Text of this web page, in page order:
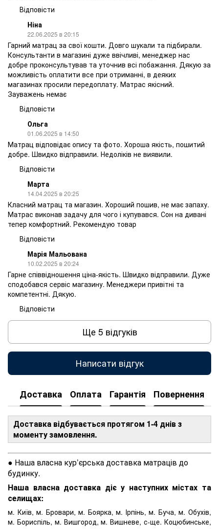
Відповісти
Ніна
22.06.2025 в 20:15
Гарний матрац за свої кошти. Довго шукали та підбирали.
Консультанти в магазині дуже ввічливі, менеджер нас
добре проконсультував та уточнив всі побажання. Дякую за
можливість оплатити все при отриманні, в деяких
магазинах просили передоплату. Матрас якісний.
Зауважень немає
Відповісти
Ольга
01.06.2025 в 14:50
Матрац відповідає опису та фото. Хороша якість, пошитий
добре. Швидко відправили. Недоліків не виявили.
Відповісти
Марта
14.04.2025 в 20:25
Класний матрац та магазин. Хороший пошив, не має запаху.
Матрас виконав задачу для чого і купувався. Сон на дивані
тепер комфортний. Рекомендую товар
Відповісти
Марія Мальована
10.02.2025 в 20:24
Гарне співвідношення ціна-якість. Швидко відправили. Дуже
сподобався сервіс магазину. Менеджери привітні та
компетентні. Дякую.
Відповісти
Ще 5 відгуків
Написати відгук
Доставка Оплата Гарантія Повернення
Доставка відбувається протягом 1-4 днів з
моменту замовлення.
● Наша власна кур’єрська доставка матраців до
будинку.
Наша власна доставка діє у наступних містах та
селищах:
м. Київ, м. Бровари, м. Боярка, м. Ірпінь, м. Буча, м. Обухів,
м. Бориспіль, м. Вишгород, м. Вишневе, с-ще. Коцюбинське,